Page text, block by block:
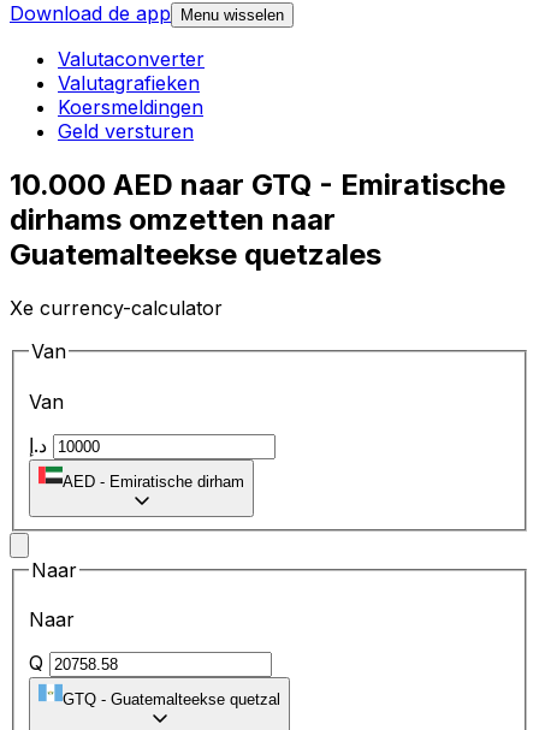
Download de app
Menu wisselen
Valutaconverter
Valutagrafieken
Koersmeldingen
Geld versturen
10.000 AED naar GTQ - Emiratische
dirhams omzetten naar
Guatemalteekse quetzales
Xe currency-calculator
Van
Van
AED - Emiratische dirham
Naar
Naar
Q
GTQ - Guatemalteekse quetzal